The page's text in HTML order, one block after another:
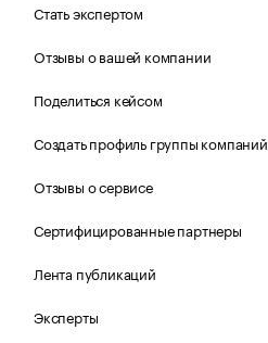
Стать экспертом
Отзывы о вашей компании
Поделиться кейсом
Создать профиль группы компаний
Отзывы о сервисе
Сертифицированные партнеры
Лента публикаций
Эксперты